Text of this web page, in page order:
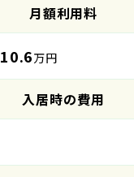
月額利用料
10.6万円
入居時の費用